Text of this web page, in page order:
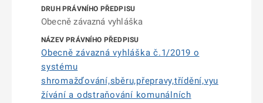
Obecně závazná vyhláška
Obecně závazná vyhláška č.1/2019 o
systému
shromažďování,sběru,přepravy,třídění,vyu
žívání a odstraňování komunálních